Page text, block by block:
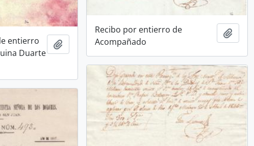
entierro
Duarte
Añadir al portapapeles
Recibo por entierro de
Acompañado